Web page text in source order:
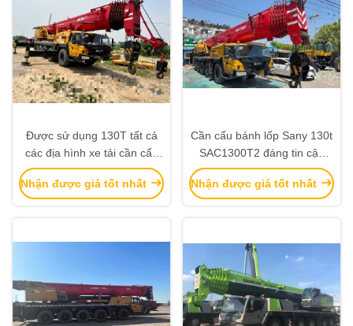
Được sử dụng 130T tất cả
các địa hình xe tải cần cẩu
với 7 phần Boom Max. động
cơ Lượng ròng 239kW
Nhận được giá tốt nhất
Cần cẩu bánh lốp Sany 130t
SAC1300T2 đáng tin cậy
năm 2020, tình trạng tốt,
bán chạy
Nhận được giá tốt nhất